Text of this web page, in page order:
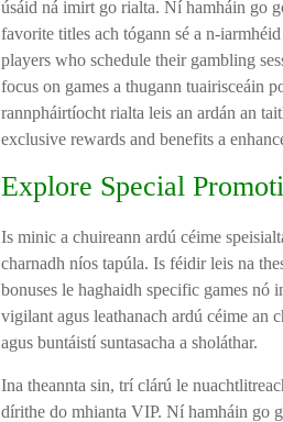
úsáid ná imirt go rialta. Ní hamháin go
favorite titles ach tógann sé a n-
players who schedule their gambling
focus on games a thugann tuairisceáin
rannpháirtíocht rialta leis an ardán an
exclusive rewards and benefits a
Explore Special
Is minic a chuireann ardú céime
charnadh níos tapúla. Is féidir leis na
bonuses le haghaidh specific games nó
vigilant agus leathanach ardú céime an
agus buntáistí suntasacha a sholáthar.
Ina theannta sin, trí clárú le
dírithe do mhianta VIP. Ní hamháin go